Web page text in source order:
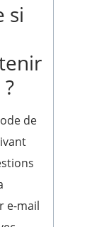
si
de
e-mail